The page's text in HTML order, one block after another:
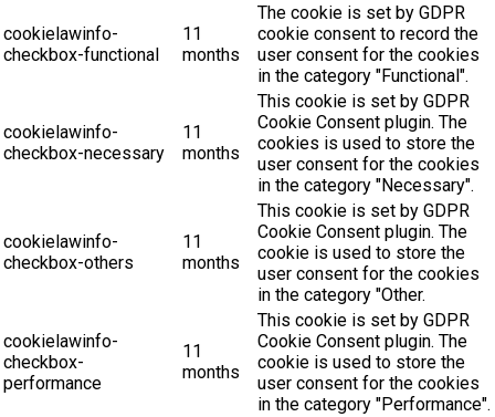
cookielawinfo-
checkbox-functional
11
months
The cookie is set by GDPR
cookie consent to record the
user consent for the cookies
in the category "Functional".
cookielawinfo-
checkbox-necessary
11
months
This cookie is set by GDPR
Cookie Consent plugin. The
cookies is used to store the
user consent for the cookies
in the category "Necessary".
cookielawinfo-
checkbox-others
11
months
This cookie is set by GDPR
Cookie Consent plugin. The
cookie is used to store the
user consent for the cookies
in the category "Other.
cookielawinfo-
checkbox-
performance
11
months
This cookie is set by GDPR
Cookie Consent plugin. The
cookie is used to store the
user consent for the cookies
in the category "Performance".